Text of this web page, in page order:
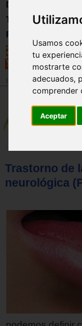
Usamos
tu
mostrarte
adecuados,
comprender
Aceptar
Directorio
Trabajo
Registro
Revista
Trastorno de
neurológica